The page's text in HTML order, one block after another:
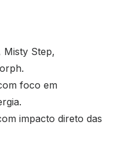
Misty Step,
foco em
impacto direto das